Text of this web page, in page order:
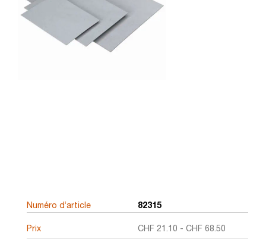
Numéro d’article 82315
Prix CHF 21.10 - CHF 68.50